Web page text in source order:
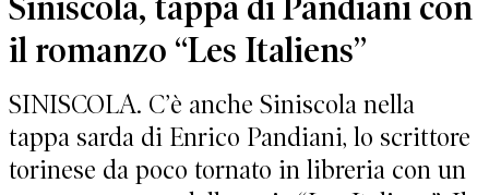
il romanzo “Les Italiens”
SINISCOLA. C’è anche Siniscola nella
tappa sarda di Enrico Pandiani, lo scrittore
torinese da poco tornato in libreria con un